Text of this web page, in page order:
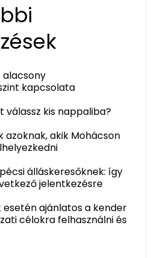
alacsony
kapcsolata
válassz kis nappaliba?
azoknak, akik Mohácson
álláskeresőknek: így
jelentkezésre
esetén ajánlatos a kender
célokra felhasználni és